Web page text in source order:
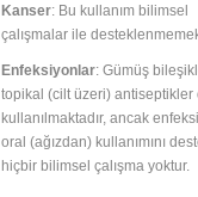
Kanser: Bu kullanım bilimsel
çalışmalar ile
Enfeksiyonlar: Gümüş
topikal (cilt üzeri) antiseptikler
kullanılmaktadır, ancak
oral (ağızdan) kullanımını
hiçbir bilimsel çalışma yoktur.